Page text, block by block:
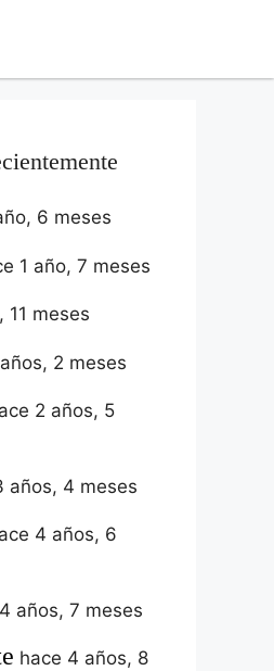
6 meses
1 año, 7 meses
11 meses
2 meses
2 años, 5
años, 4 meses
4 años, 6
años, 7 meses
hace 4 años, 8